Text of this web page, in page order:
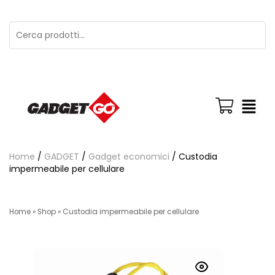
Home / GADGET / Gadget economici / Custodia
impermeabile per cellulare
Home » Shop » Custodia impermeabile per cellulare